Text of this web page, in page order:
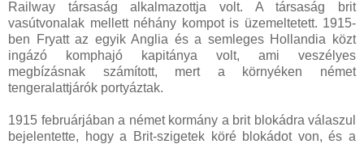
Railway társaság alkalmazottja volt. A társaság brit
vasútvonalak mellett néhány kompot is üzemeltetett. 1915-
ben Fryatt az egyik Anglia és a semleges Hollandia közt
ingázó komphajó kapitánya volt, ami veszélyes
megbízásnak számított, mert a környéken német
tengeralattjárók portyáztak.
1915 februárjában a német kormány a brit blokádra válaszul
bejelentette, hogy a Brit-szigetek köré blokádot von, és a